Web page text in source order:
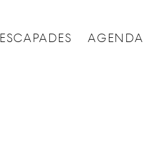
ESCAPADES AGENDA